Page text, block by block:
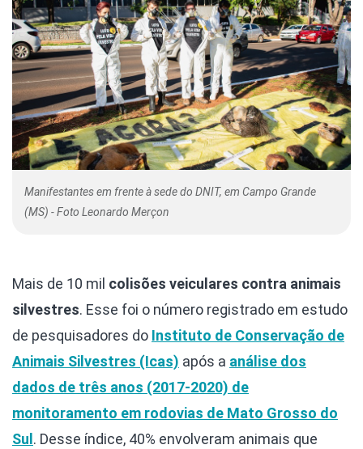
Manifestantes em frente à sede do DNIT, em Campo Grande
(MS) - Foto Leonardo Merçon
Mais de 10 mil colisões veiculares contra animais
silvestres. Esse foi o número registrado em estudo
de pesquisadores do Instituto de Conservação de
Animais Silvestres (Icas) após a análise dos
dados de três anos (2017-2020) de
monitoramento em rodovias de Mato Grosso do
Sul . Desse índice, 40% envolveram animais que